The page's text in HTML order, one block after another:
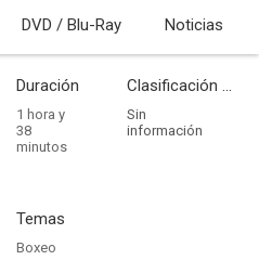
Estrenada
DVD / Blu-Ray Noticias
Duración
1 hora y
38
minutos
Clasificación por edades
Sin
información
Temas
Boxeo